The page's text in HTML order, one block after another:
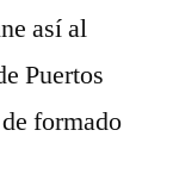
así al
Puertos
formado